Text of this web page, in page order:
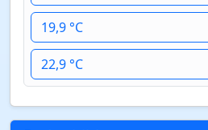
19,9 °C
22,9 °C